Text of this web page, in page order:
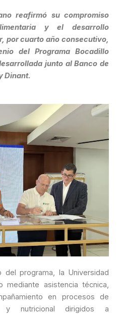
reafirmó su compromiso
y el desarrollo
por cuarto año consecutivo,
del Programa Bocadillo
junto al Banco de
Dinant.
programa, la Universidad
mediante asistencia técnica,
en procesos de
y nutricional dirigidos a